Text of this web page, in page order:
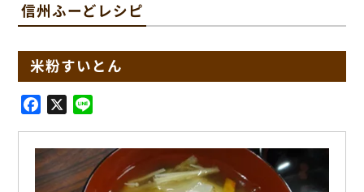
信州ふーどレシピ
米粉すいとん
e
b
X
e